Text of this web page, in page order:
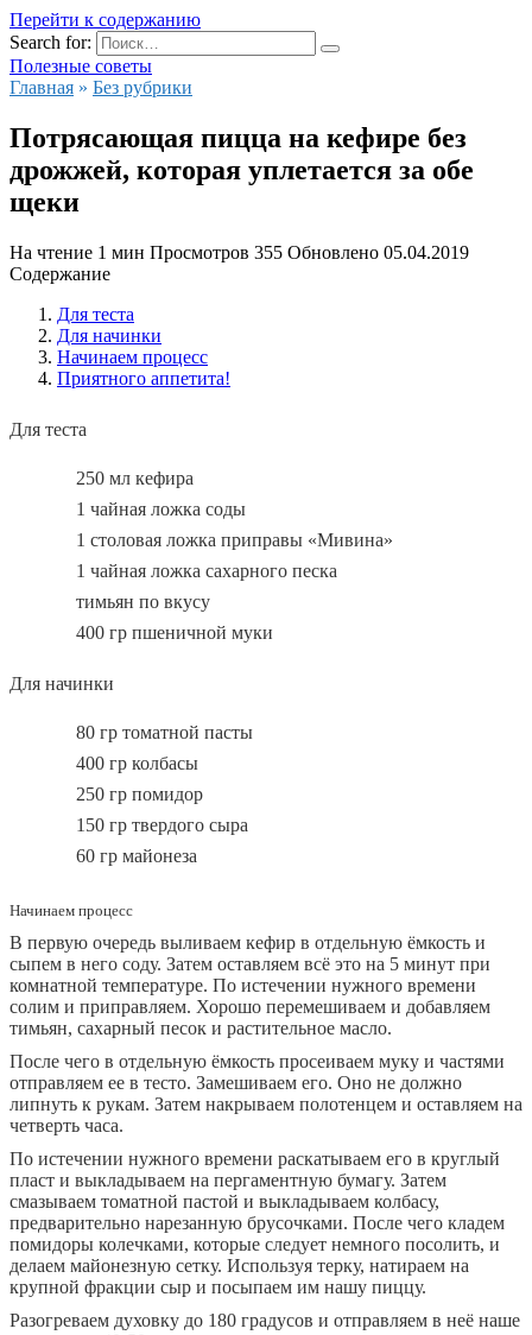
Перейти к содержанию
Search for:
Полезные советы
Главная » Без рубрики
Потрясающая пицца на кефире без
дрожжей, которая уплетается за обе
щеки
На чтение 1 мин Просмотров 355 Обновлено 05.04.2019
Содержание
Для теста
Для начинки
Начинаем процесс
Приятного аппетита!
Для теста
250 мл кефира
1 чайная ложка соды
1 столовая ложка приправы «Мивина»
1 чайная ложка сахарного песка
тимьян по вкусу
400 гр пшеничной муки
Для начинки
80 гр томатной пасты
400 гр колбасы
250 гр помидор
150 гр твердого сыра
60 гр майонеза
Начинаем процесс
В первую очередь выливаем кефир в отдельную ёмкость и
сыпем в него соду. Затем оставляем всё это на 5 минут при
комнатной температуре. По истечении нужного времени
солим и приправляем. Хорошо перемешиваем и добавляем
тимьян, сахарный песок и растительное масло.
После чего в отдельную ёмкость просеиваем муку и частями
отправляем ее в тесто. Замешиваем его. Оно не должно
липнуть к рукам. Затем накрываем полотенцем и оставляем на
четверть часа.
По истечении нужного времени раскатываем его в круглый
пласт и выкладываем на пергаментную бумагу. Затем
смазываем томатной пастой и выкладываем колбасу,
предварительно нарезанную брусочками. После чего кладем
помидоры колечками, которые следует немного посолить, и
делаем майонезную сетку. Используя терку, натираем на
крупной фракции сыр и посыпаем им нашу пиццу.
Разогреваем духовку до 180 градусов и отправляем в неё наше